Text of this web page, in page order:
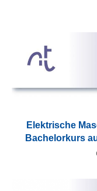
Elektrische
Bachelorkurs